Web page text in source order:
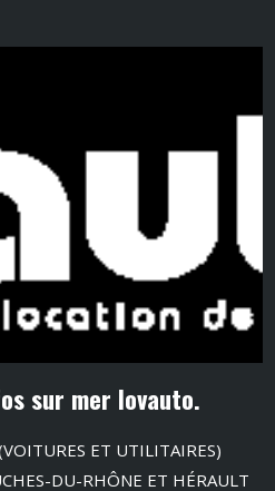
sur mer lovauto.
ET UTILITAIRES)
DU-RHÔNE ET HÉRAULT